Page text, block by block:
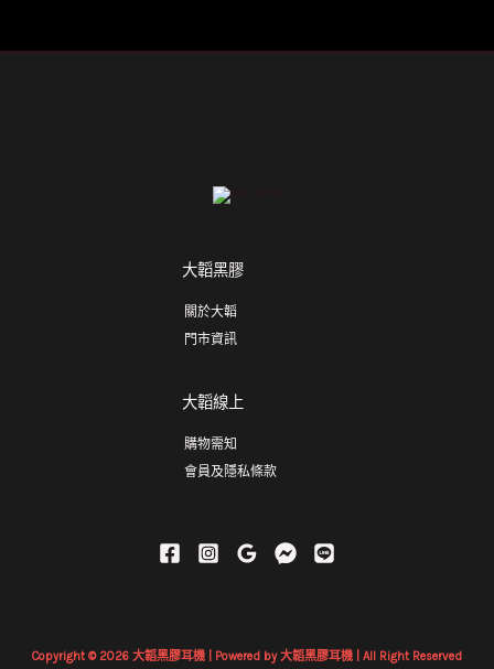
大韜黑膠
關於大韜
門市資訊
大韜線上
購物需知
會員及隱私條款
Copyright © 2026 大韜黑膠耳機 | Powered by 大韜黑膠耳機 | All Right Reserved